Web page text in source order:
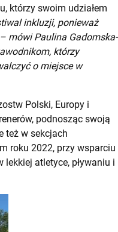
którzy swoim udziałem
inkluzji, ponieważ
mówi Paulina Gadomska-
którzy
o miejsce w
Polski, Europy i
podnosząc swoją
też w sekcjach
roku 2022, przy wsparciu
atletyce, pływaniu i